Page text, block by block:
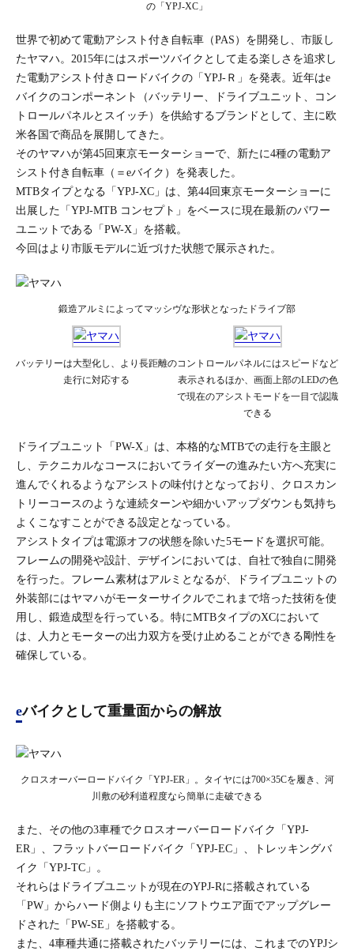
の「YPJ-XC」
世界で初めて電動アシスト付き自転車（PAS）を開発し、市販し
たヤマハ。2015年にはスポーツバイクとして走る楽しさを追求し
た電動アシスト付きロードバイクの「YPJ-Ｒ」を発表。近年はe
バイクのコンポーネント（バッテリー、ドライブユニット、コン
トロールパネルとスイッチ）を供給するブランドとして、主に欧
米各国で商品を展開してきた。
そのヤマハが第45回東京モーターショーで、新たに4種の電動ア
シスト付き自転車（＝eバイク）を発表した。
MTBタイプとなる「YPJ-XC」は、第44回東京モーターショーに
出展した「YPJ-MTB コンセプト」をベースに現在最新のパワー
ユニットである「PW-X」を搭載。
今回はより市販モデルに近づけた状態で展示された。
鍛造アルミによってマッシヴな形状となったドライブ部
バッテリーは大型化し、より長距離の
走行に対応する
コントロールパネルにはスピードなど
表示されるほか、画面上部のLEDの色
で現在のアシストモードを一目で認識
できる
ドライブユニット「PW-X」は、本格的なMTBでの走行を主眼と
し、テクニカルなコースにおいてライダーの進みたい方へ充実に
進んでくれるようなアシストの味付けとなっており、クロスカン
トリーコースのような連続ターンや細かいアップダウンも気持ち
よくこなすことができる設定となっている。
アシストタイプは電源オフの状態を除いた5モードを選択可能。
フレームの開発や設計、デザインにおいては、自社で独自に開発
を行った。フレーム素材はアルミとなるが、ドライブユニットの
外装部にはヤマハがモーターサイクルでこれまで培った技術を使
用し、鍛造成型を行っている。特にMTBタイプのXCにおいて
は、人力とモーターの出力双方を受け止めることができる剛性を
確保している。
eバイクとして重量面からの解放
クロスオーバーロードバイク「YPJ-ER」。タイヤには700×35Cを履き、河
川敷の砂利道程度なら簡単に走破できる
また、その他の3車種でクロスオーバーロードバイク「YPJ-
ER」、フラットバーロードバイク「YPJ-EC」、トレッキングバ
イク「YPJ-TC」。
それらはドライブユニットが現在のYPJ-Rに搭載されている
「PW」からハード側よりも主にソフトウエア面でアップグレー
ドされた「PW-SE」を搭載する。
また、4車種共通に搭載されたバッテリーには、これまでのYPJシ